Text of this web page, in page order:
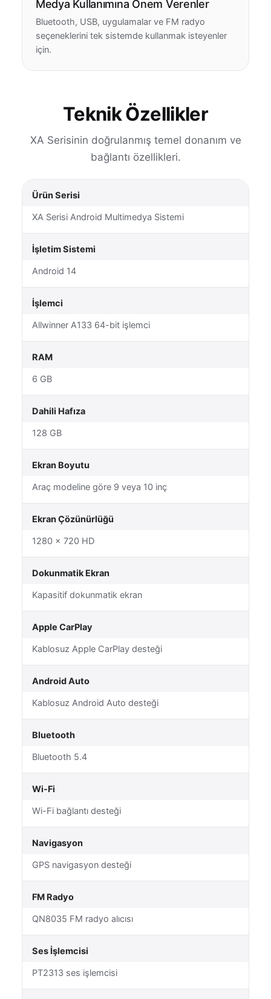
Medya Kullanımına Önem Verenler
Bluetooth, USB, uygulamalar ve FM radyo
seçeneklerini tek sistemde kullanmak isteyenler
için.
Teknik Özellikler
XA Serisinin doğrulanmış temel donanım ve
bağlantı özellikleri.
Ürün Serisi
XA Serisi Android Multimedya Sistemi
İşletim Sistemi
Android 14
İşlemci
Allwinner A133 64-bit işlemci
RAM
6 GB
Dahili Hafıza
128 GB
Ekran Boyutu
Araç modeline göre 9 veya 10 inç
Ekran Çözünürlüğü
1280 × 720 HD
Dokunmatik Ekran
Kapasitif dokunmatik ekran
Apple CarPlay
Kablosuz Apple CarPlay desteği
Android Auto
Kablosuz Android Auto desteği
Bluetooth
Bluetooth 5.4
Wi-Fi
Wi-Fi bağlantı desteği
Navigasyon
GPS navigasyon desteği
FM Radyo
QN8035 FM radyo alıcısı
Ses İşlemcisi
PT2313 ses işlemcisi